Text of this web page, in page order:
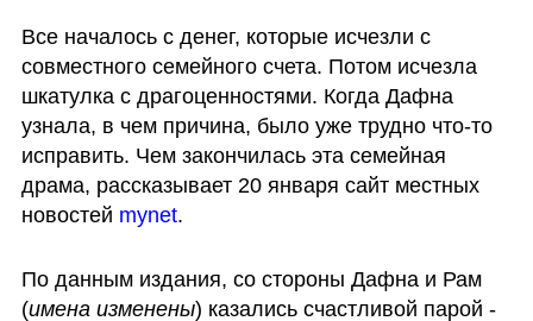
Все началось с денег, которые исчезли с
совместного семейного счета. Потом исчезла
шкатулка с драгоценностями. Когда Дафна
узнала, в чем причина, было уже трудно что-то
исправить. Чем закончилась эта семейная
драма, рассказывает 20 января сайт местных
новостей mynet.
По данным издания, со стороны Дафна и Рам
(имена изменены) казались счастливой парой -